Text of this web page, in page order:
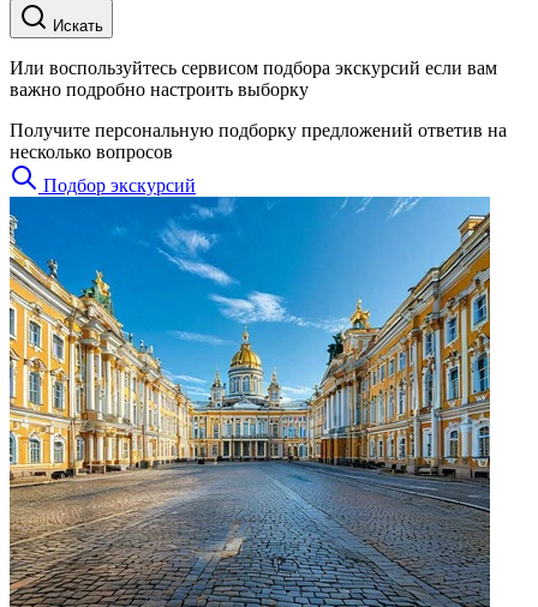
Искать
Или воспользуйтесь сервисом подбора экскурсий если вам
важно подробно настроить выборку
Получите персональную подборку предложений ответив на
несколько вопросов
Подбор экскурсий